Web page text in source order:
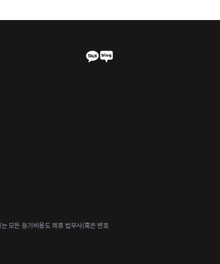
모든 등기비용도 제휴 법무사(혹은 변호